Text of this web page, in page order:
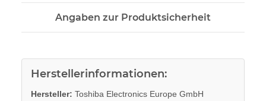
Angaben zur Produktsicherheit
Herstellerinformationen:
Hersteller: Toshiba Electronics Europe GmbH